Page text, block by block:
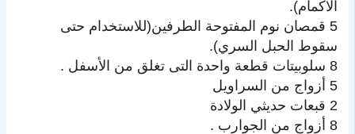
الأكمام).
5 قمصان نوم المفتوحة الطرفين(للاستخدام حتى
سقوط الحبل السري).
8 سلوبيتات قطعة واحدة التى تغلق من الأسفل .
5 أزواج من السراويل
2 قبعات حديثي الولادة
8 أزواج من الجوارب .